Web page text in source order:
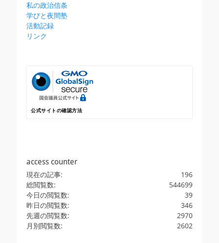
私の政治信条
学びと夜間塾
活動記録
リンク
公式サイトの確認方法
access counter
196
現在の記事:
544699
総閲覧数:
39
今日の閲覧数:
346
昨日の閲覧数:
2970
先週の閲覧数:
2602
月別閲覧数: